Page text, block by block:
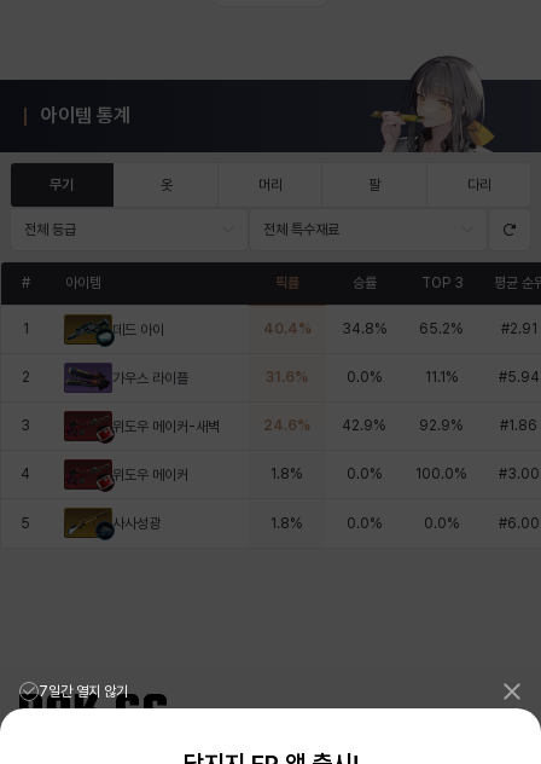
아이템 통계
무기 옷 머리 팔 다리
전체 등급 전체 특수재료
# 아이템 픽률 승률 TOP 3 평균 순
1 데드 아이 40.4% 34.8% 65.2% #2.91
2 가우스 라이플 31.6% 0.0% 11.1 % #5.94
3 위도우 메이커-새벽 24.6% 42.9% 92.9% #1.86
4 위도우 메이커 1.8% 0.0% 100.0% #3.00
5 사사성광 1.8% 0.0% 0.0% #6.00
7일간 열지 않기